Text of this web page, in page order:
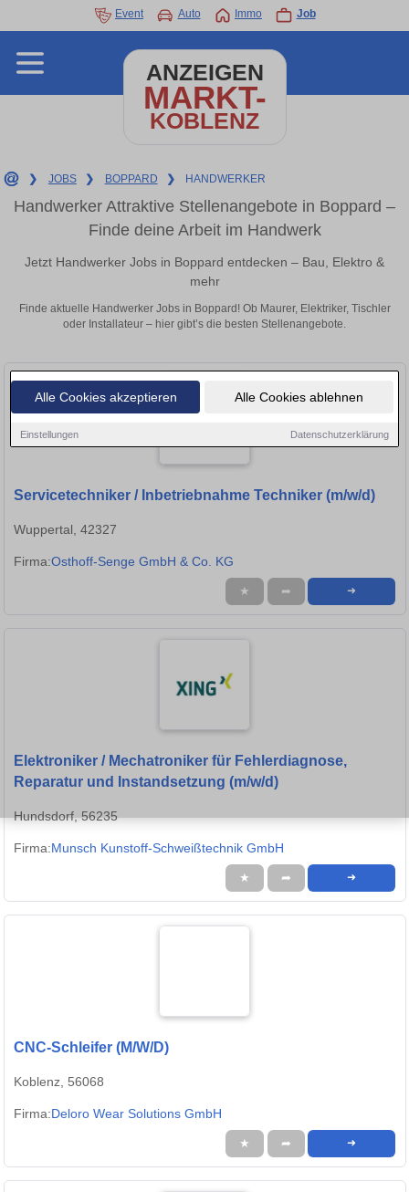
Alle Cookies akzeptieren Alle Cookies ablehnen
Einstellungen Datenschutzerklärung
Event Auto Immo Job
ANZEIGEN
MARKT-
KOBLENZ
❯ JOBS ❯ BOPPARD ❯ HANDWERKER
Handwerker Attraktive Stellenangebote in Boppard –
Finde deine Arbeit im Handwerk
Jetzt Handwerker Jobs in Boppard entdecken – Bau, Elektro &
mehr
Finde aktuelle Handwerker Jobs in Boppard! Ob Maurer, Elektriker, Tischler
oder Installateur – hier gibt’s die besten Stellenangebote.
Servicetechniker / Inbetriebnahme Techniker (m/w/d)
Wuppertal, 42327
Firma:Osthoff-Senge GmbH & Co. KG
★ ➦ ➜
Elektroniker / Mechatroniker für Fehlerdiagnose,
Reparatur und Instandsetzung (m/w/d)
Hundsdorf, 56235
Firma:Munsch Kunstoff-Schweißtechnik GmbH
★ ➦ ➜
CNC-Schleifer (M/W/D)
Koblenz, 56068
Firma:Deloro Wear Solutions GmbH
★ ➦ ➜